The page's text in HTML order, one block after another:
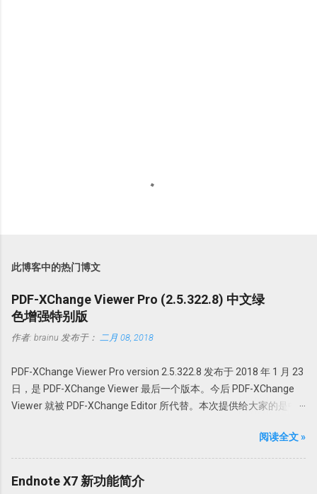
此博客中的热门博文
PDF-XChange Viewer Pro (2.5.322.8) 中文绿
色增强特别版
作者: brainu 发布于： 二月 08, 2018
PDF-XChange Viewer Pro version 2.5.322.8 发布于 2018 年 1 月 23
日，是 PDF-XChange Viewer 最后一个版本。今后 PDF-XChange
Viewer 就被 PDF-XChange Editor 所代替。本次提供给大家的是中
体积，最快最可靠的性能为用户创建世界最佳的 PDF 全能软件。它
采用领先的优化和压缩技术、高级内存管理支持对 PDF 进行查看、
创建、转换为 Office 文档、添加编辑或修改、提取 PDF 图像、文
本、为 PDF 文档添加水印、直接扫描到 PDF 等全能操作。 本版特点
阅读全文 »
Endnote X7 新功能简介